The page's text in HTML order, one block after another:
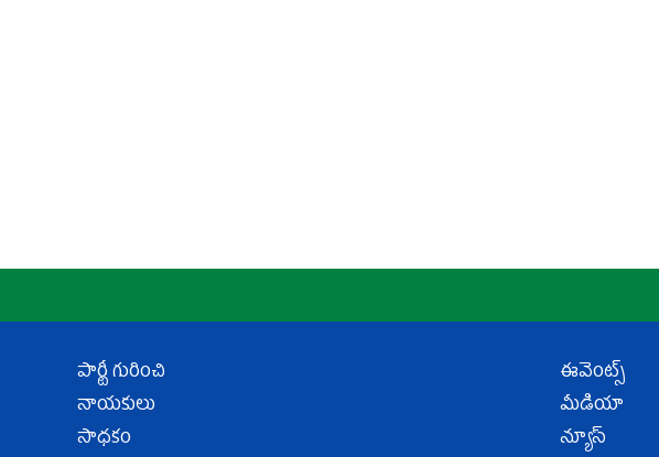
పార్టీ గురించి
నాయకులు
సాధకం
ఈవెంట్స్
మీడియా
న్యూస్